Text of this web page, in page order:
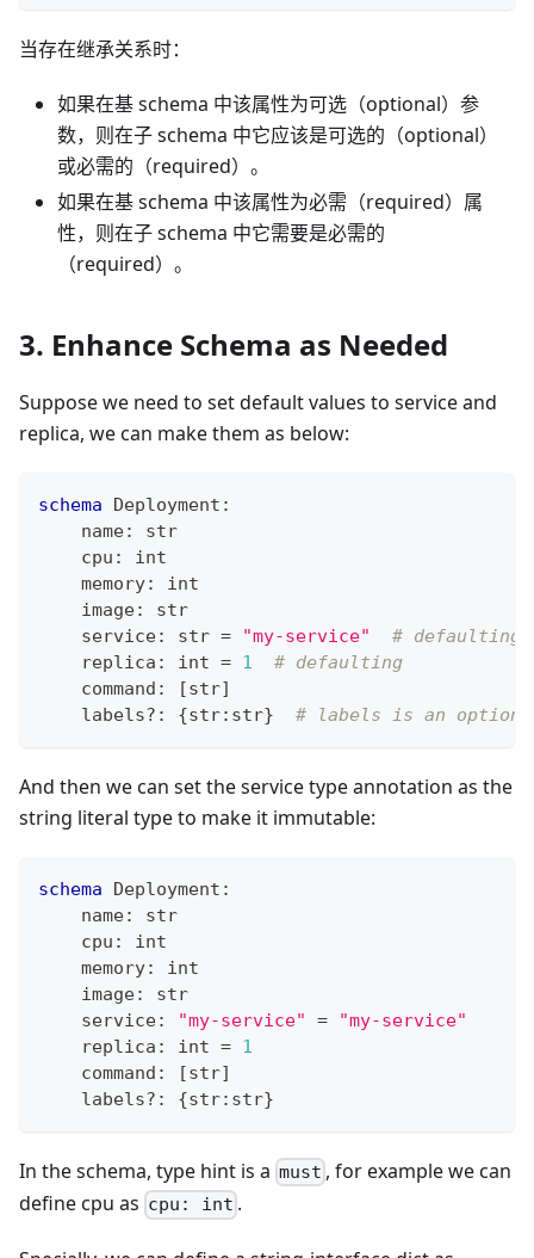
当存在继承关系时：
如果在基 schema 中该属性为可选（optional）参
数，则在子 schema 中它应该是可选的（optional）
或必需的（required）。
如果在基 schema 中该属性为必需（required）属
性，则在子 schema 中它需要是必需的
（required）。
3. Enhance Schema as Needed
Suppose we need to set default values to service and
replica, we can make them as below:
schema Deployment :
    name
:
str
    cpu
:
int
    memory
:
int
    image
:
str
    service
: str = "my-service"
# defaulting
    replica
: int = 1
# defaulting
    command
: [str]
    labels
? : {str: str} # labels is an
And then we can set the service type annotation as the
string literal type to make it immutable:
schema Deployment :
    name
:
str
    cpu
:
int
    memory
:
int
    image
:
str
    service
: "my-service" =
"my-service"
    replica
: int = 1
    command
: [str]
    labels
? : {str: str}
In the schema, type hint is a must , for example we can
define cpu as cpu: int .